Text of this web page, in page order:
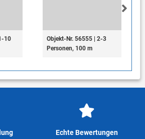
10
Objekt-Nr. 56555 | 2-3
Personen, 100 m
Echte Bewertungen